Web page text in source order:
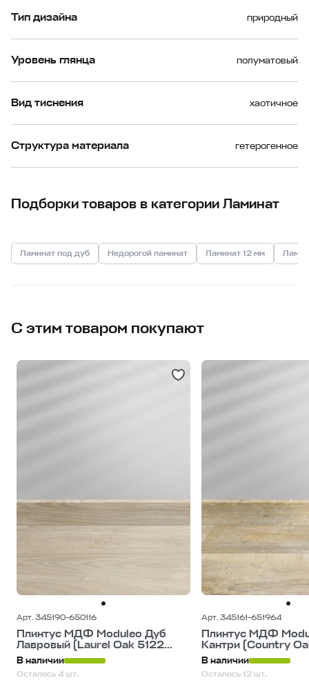
Тип дизайна природный
Уровень глянца полуматовый
Вид тиснения хаотичное
Структура материала гетерогенное
Подборки товаров в категории Ламинат
Ламинат под дуб Недорогой ламинат Ламинат 12 мм
С этим товаром покупают
Арт. 345190-650116
Плинтус МДФ Moduleo Дуб
Лавровый (Laurel Oak 5122...
В наличии
Осталось 4 шт.
Арт. 345161-651964
Плинтус МДФ
Кантри (Country
В наличии
Осталось 12 шт.